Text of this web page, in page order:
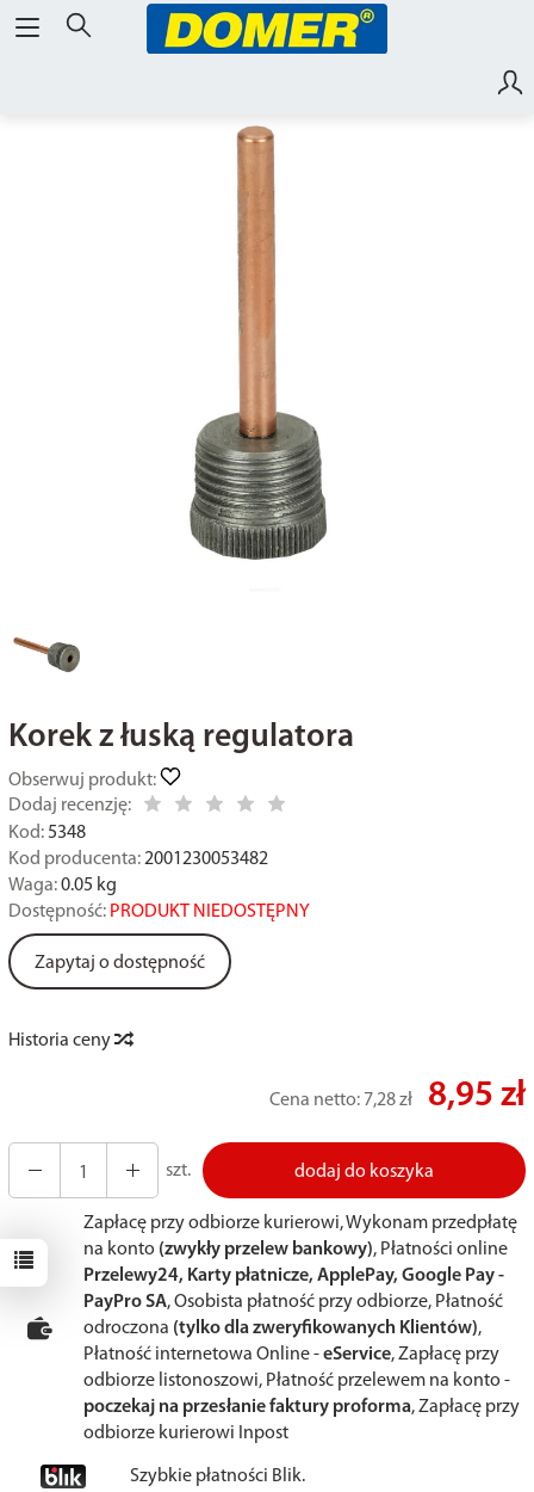
Korek z łuską regulatora
Obserwuj produkt:
Dodaj recenzję:
Kod: 5348
Kod producenta: 2001230053482
Waga: 0.05 kg
Dostępność: PRODUKT NIEDOSTĘPNY
Zapytaj o dostępność
Historia ceny
Cena netto: 7,28 zł 8,95 zł
szt. dodaj do koszyka
Zapłacę przy odbiorze kurierowi, Wykonam przedpłatę
na konto (zwykły przelew bankowy), Płatności online
Przelewy24, Karty płatnicze, ApplePay, Google Pay -
PayPro SA, Osobista płatność przy odbiorze, Płatność
odroczona (tylko dla zweryfikowanych Klientów),
Płatność internetowa Online -eService, Zapłacę przy
odbiorze listonoszowi, Płatność przelewem na konto -
poczekaj na przesłanie faktury proforma, Zapłacę przy
odbiorze kurierowi Inpost
Szybkie płatności Blik.